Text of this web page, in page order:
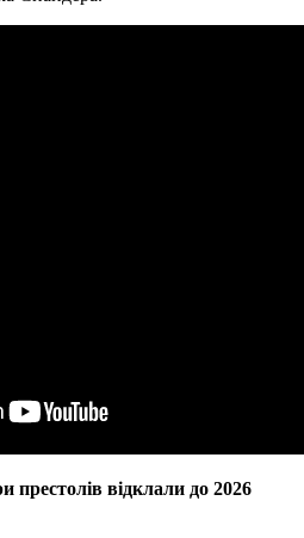
престолів відклали до 2026